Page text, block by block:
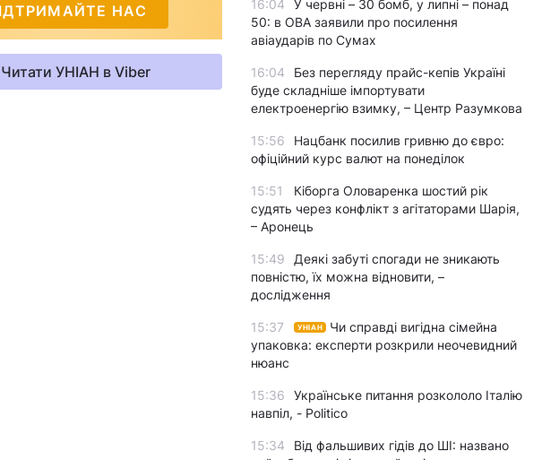
НАС
Читати УНІАН в Viber
16:04
У червні – 30 бомб, у липні – понад
50: в ОВА заявили про посилення
авіаударів по Сумах
16:04
Без перегляду прайс-кепів Україні
буде складніше імпортувати
електроенергію взимку, – Центр Разумкова
15:56
Нацбанк посилив гривню до євро:
офіційний курс валют на понеділок
15:51
Кіборга Оловаренка шостий рік
судять через конфлікт з агітаторами Шарія,
– Аронець
15:49
Деякі забуті спогади не зникають
повністю, їх можна відновити, –
дослідження
15:37 УНІАН
Чи справді вигідна сімейна
упаковка: експерти розкрили неочевидний
нюанс
15:36
Українське питання розкололо Італію
навпіл, - Politico
15:34
Від фальшивих гідів до ШІ: названо